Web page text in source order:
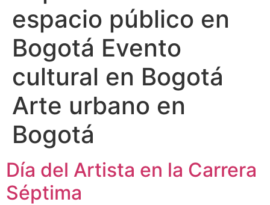
espacio público en
Bogotá Evento
cultural en Bogotá
Arte urbano en
Bogotá
Día del Artista en la Carrera
Séptima